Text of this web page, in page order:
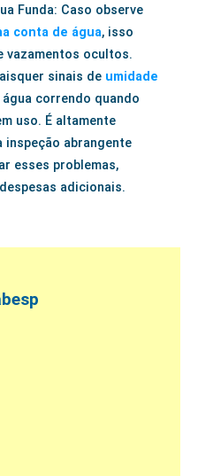
Funda: Caso observe
conta de água, isso
vazamentos ocultos.
sinais de umidade
correndo quando
uso. É altamente
inspeção abrangente
esses problemas,
adicionais.